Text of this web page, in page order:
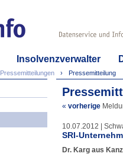
Insolvenzverwalter
Pressemitteilungen Pressemitteilung
« vorherige
10.07.2012 |
SRI-
Dr. Karg aus